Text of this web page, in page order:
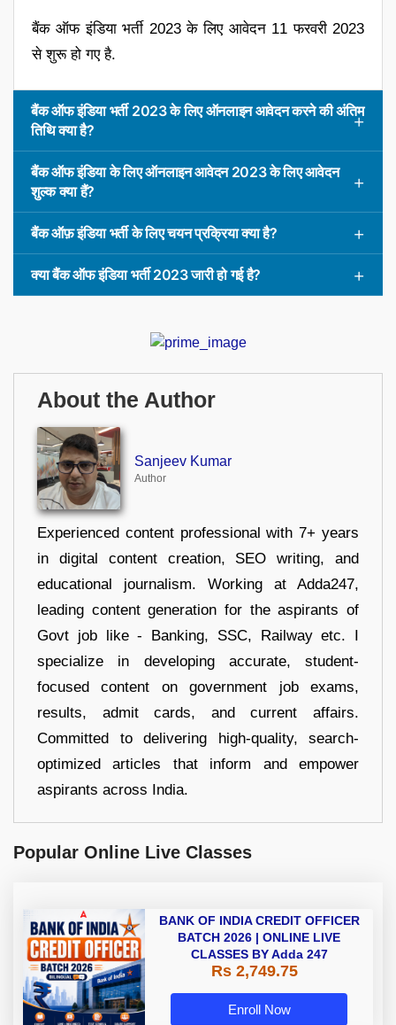
बैंक ऑफ इंडिया भर्ती 2023 के लिए आवेदन 11 फरवरी 2023
से शुरू हो गए है.
बैंक ऑफ इंडिया भर्ती 2023 के लिए ऑनलाइन आवेदन करने की अंतिम
तिथि क्या है?
बैंक ऑफ इंडिया के लिए ऑनलाइन आवेदन 2023 के लिए आवेदन
शुल्क क्या हैं?
बैंक ऑफ़ इंडिया भर्ती के लिए चयन प्रक्रिया क्या है?
क्या बैंक ऑफ इंडिया भर्ती 2023 जारी हो गई है?
About the Author
Sanjeev Kumar
Author
Experienced content professional with 7+ years
in digital content creation, SEO writing, and
educational journalism. Working at Adda247,
leading content generation for the aspirants of
Govt job like - Banking, SSC, Railway etc. I
specialize in developing accurate, student-
focused content on government job exams,
results, admit cards, and current affairs.
Committed to delivering high-quality, search-
optimized articles that inform and empower
aspirants across India.
Popular Online Live Classes
BANK OF INDIA CREDIT OFFICER
BATCH 2026 | ONLINE LIVE
CLASSES BY Adda 247
Rs 2,749.75
Enroll Now